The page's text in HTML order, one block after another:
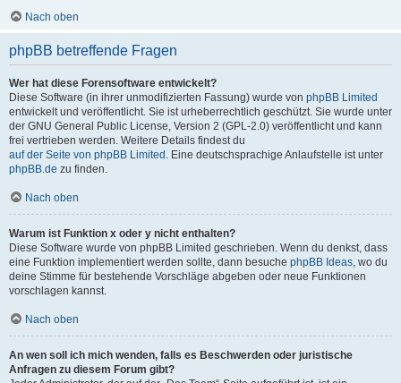
Nach oben
phpBB betreffende Fragen
Wer hat diese Forensoftware entwickelt?
Diese Software (in ihrer unmodifizierten Fassung) wurde von phpBB Limited
entwickelt und veröffentlicht. Sie ist urheberrechtlich geschützt. Sie wurde unter
der GNU General Public License, Version 2 (GPL-2.0) veröffentlicht und kann
frei vertrieben werden. Weitere Details findest du
auf der Seite von phpBB Limited . Eine deutschsprachige Anlaufstelle ist unter
phpBB.de zu finden.
Nach oben
Warum ist Funktion x oder y nicht enthalten?
Diese Software wurde von phpBB Limited geschrieben. Wenn du denkst, dass
eine Funktion implementiert werden sollte, dann besuche phpBB Ideas, wo du
deine Stimme für bestehende Vorschläge abgeben oder neue Funktionen
vorschlagen kannst.
Nach oben
An wen soll ich mich wenden, falls es Beschwerden oder juristische
Anfragen zu diesem Forum gibt?